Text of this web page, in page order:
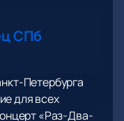
СПб
Петербурга
для всех
«Раз-Два-